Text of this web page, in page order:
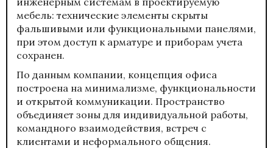
мебель: технические элементы скрыты
фальшивыми или функциональными панелями,
при этом доступ к арматуре и приборам учета
сохранен.
По данным компании, концепция офиса
построена на минимализме, функциональности
и открытой коммуникации. Пространство
объединяет зоны для индивидуальной работы,
командного взаимодействия, встреч с
клиентами и неформального общения.